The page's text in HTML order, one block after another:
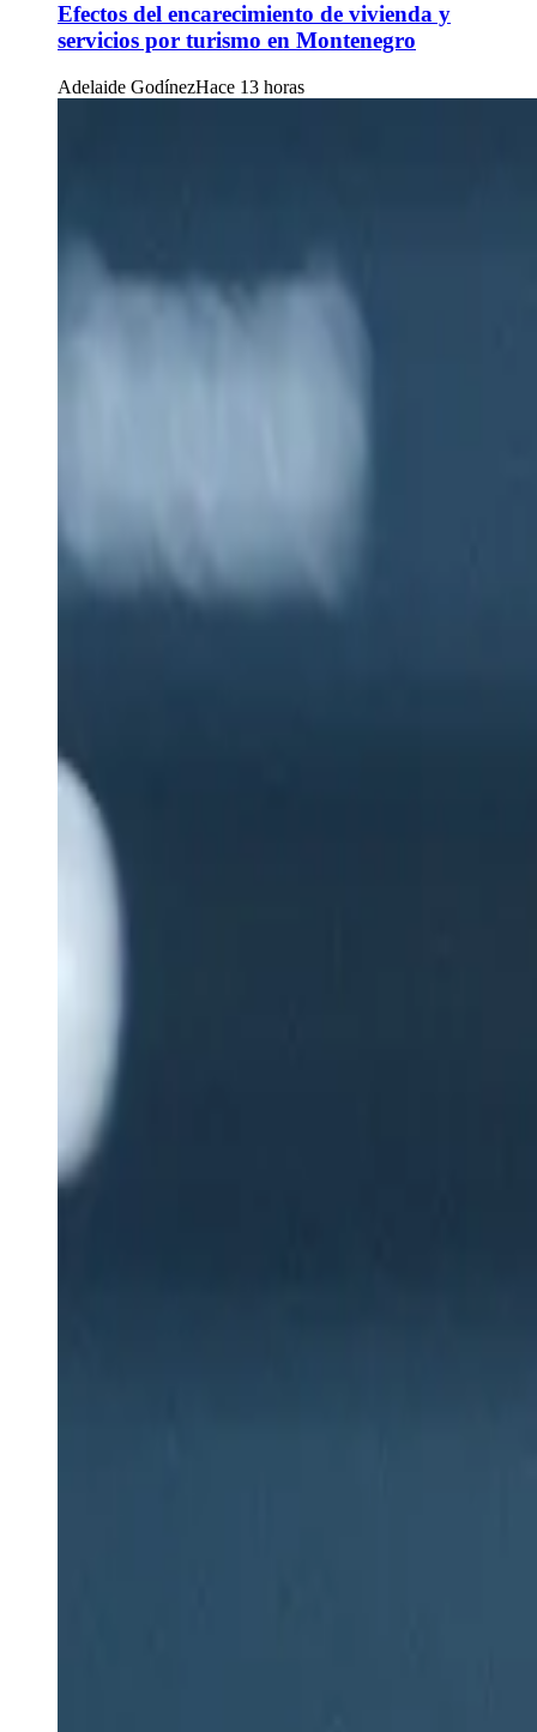
Efectos del encarecimiento de vivienda y
servicios por turismo en Montenegro
Adelaide GodínezHace 13 horas